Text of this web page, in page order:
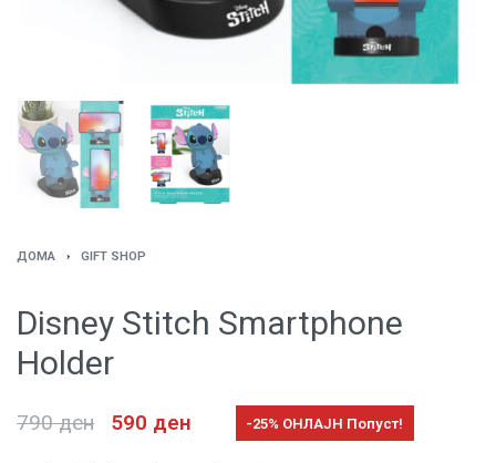
ДОМА › GIFT SHOP
Disney Stitch Smartphone
Holder
790ден 590 ден -25% ОНЛАЈН Попуст!